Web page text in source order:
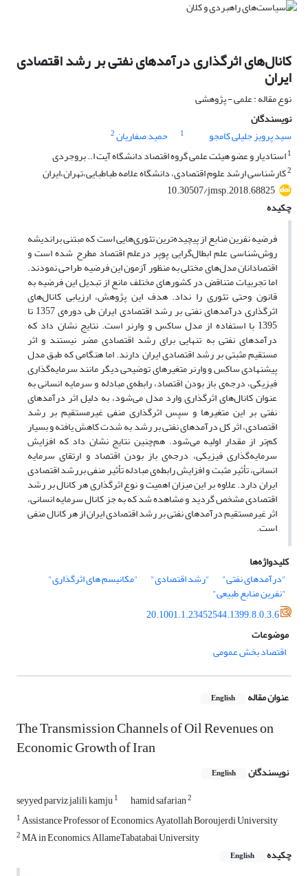
کانال‌های اثرگذاری درآمدهای نفتی بر رشد اقتصادی
ایران
نوع مقاله : علمی - پژوهشی
نویسندگان
سید پرویز جلیلی کامجو
1 حمید صفاریان2
1استادیار و عضو هیئت علمی گروه اقتصاد دانشگاه آیت ا.. بروجردی
2کارشناسی ارشد علوم اقتصادی، دانشگاه علامه طباطبایی،تهران،ایران
10.30507/jmsp.2018.68825
چکیده
فرضیه نفرین منابع از پیچیده‌ترین تئوری‌هایی است که مبتنی براندیشه
روش‌شناسی علم ابطال‌گرایی پوپر درعلم اقتصاد مطرح شده است و
اقتصادانان مدل‌های مختلی به منظور آزمون این فرضیه طراحی نمودند.
اما تجربیات متناقض در کشورهای مختلف مانع از تبدیل این فرضیه به
قانون وحتی تئوری را نداد. هدف این پژوهش، ارزیابی کانال‌های
اثرگذاری درآمدهای نفتی بر رشد اقتصادی ایران طی دوره‌‌ی 1357 تا
1395 با استفاده از مدل ساکس و وارنر است. نتایج نشان داد که
درآمدهای نفتی به تنهایی برای رشد اقتصادی مضر نیستند و اثر
مستقیم مثبتی بر رشد اقتصادی ایران دارند. اما هنگامی که طبق مدل
پیشنهادی ساکس و وارنر متغیرهای توضیحی دیگر مانند سرمایه‌گذاری
فیزیکی، درجه‌ی باز بودن اقتصاد، رابطه‌ی مبادله و سرمایه انسانی به
عنوان کانال‌های اثرگذاری وارد مدل می‌شود، به دلیل اثر درآمدهای
نفتی بر این متغیرها و سپس اثرگذاری منفی غیرمستقیم بر رشد
اقتصادی، اثر کل درآمدهای نفتی بر رشد به شدت کاهش یافته و بسیار
کم‌تر از مقدار اولیه می‌شود. هم‌چنین نتایج نشان داد که افزایش
سرمایه‌گذاری فیزیکی، درجه‌ی باز بودن اقتصاد و ارتقای سرمایه
انسانی، تأثیر مثبت و افزایش رابطه‌ی مبادله تأثیر منفی بررشد اقتصادی
ایران دارد. علاوه بر این میزان اهمیت و نوع اثرگذاری هر کانال بر رشد
اقتصادی مشخص گردید و مشاهده شد که به جز کانال سرمایه انسانی،
اثر غیرمستقیم درآمدهای نفتی بر رشد اقتصادی ایران از هر کانال منفی
است.
کلیدواژه‌ها
"درآمدهای نفتی"
"رشد اقتصادی" "مکانیسم های اثرگذاری"
"نفرین منابع طبیعی"
20.1001.1.23452544.1399.8.0.3.6
موضوعات
اقتصاد بخش عمومی
عنوان مقاله English
The Transmission Channels of Oil Revenues on
Economic Growth of Iran
نویسندگان English
seyyed parviz jalili kamju1 hamid safarian2
1Assistance Professor of Economics, Ayatollah Boroujerdi University
2MA in Economics, AllameTabatabai University
چکیده
English